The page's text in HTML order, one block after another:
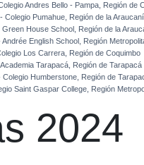
Andres Bello - Pampa, Región de
Pumahue, Región de la
House School, Región de la
English School, Región
Los Carrera, Región de Coquimbo
Tarapacá, Región de Tarapacá
Humberstone, Región de
Saint Gaspar College, Región
2024